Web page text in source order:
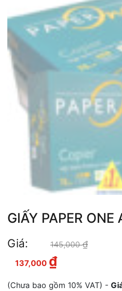
GIẤY PAPER
Giá: 145,000₫
137,000 ₫
(Chưa bao gồm 10% VAT) -